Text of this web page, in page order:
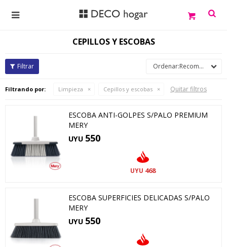

CEPILLOS Y ESCOBAS
Recomendados
Filtrando por: Limpieza Cepillos y escobas Quitar filtros
ESCOBA ANTI-GOLPES S/PALO PREMIUM
MERY
UYU 550
UYU 468
ESCOBA SUPERFICIES DELICADAS S/PALO
MERY
UYU 550